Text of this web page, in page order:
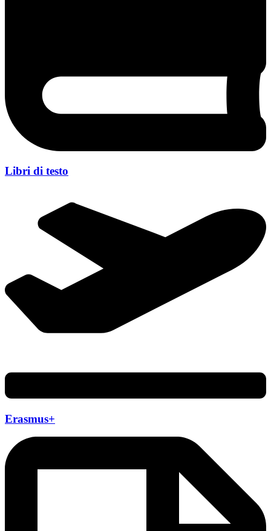
Libri di testo
Erasmus+